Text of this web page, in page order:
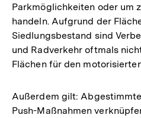
Parkmöglichkeiten oder um
handeln. Aufgrund der
Siedlungsbestand sind
und Radverkehr oftmals
Flächen für den
Außerdem gilt:
Push-Maßnahmen